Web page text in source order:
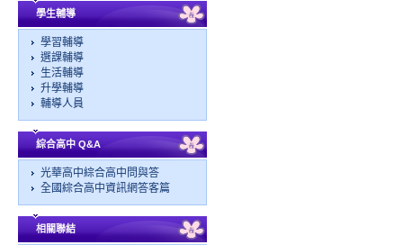
學生輔導
學習輔導
選課輔導
生活輔導
升學輔導
輔導人員
綜合高中 Q&A
光華高中綜合高中問與答
全國綜合高中資訊網答客篇
相關聯結